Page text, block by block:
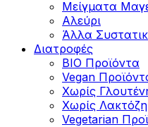
Μείγματα
Αλεύρι
Άλλα
Διατροφές
BIO Προϊόντα
Vegan
Χωρίς
Χωρίς Λακτόζη
Vegetarian